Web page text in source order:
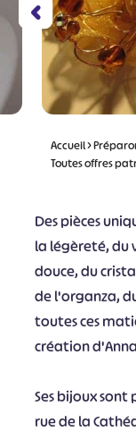
Accueil>
Toutes offres
Des pièces
la légèreté, du
douce, du
de l'organza,
toutes ces
création
Ses bijoux sont
rue de la